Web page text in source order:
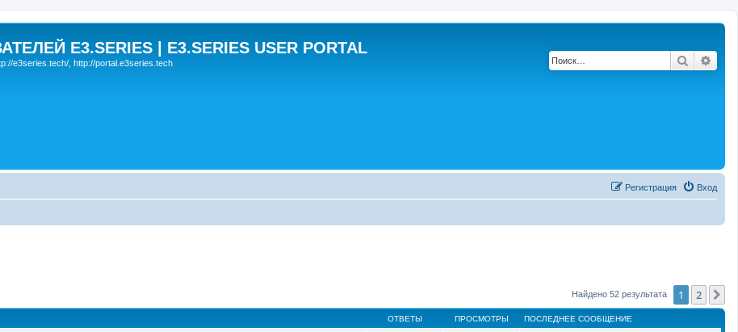
E3.SERIES | E3.SERIES USER PORTAL
e3series.tech/, http://portal.e3series.tech Поиск
Вход
Регистрация
Найдено 52 результата 1 2
ОТВЕТЫ ПРОСМОТРЫ ПОСЛЕДНЕЕ СООБЩЕНИЕ